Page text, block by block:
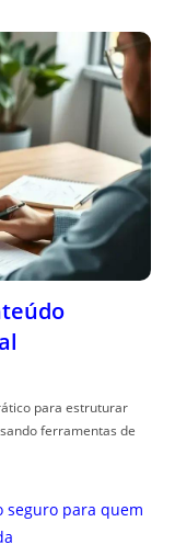
para estruturar
ferramentas de